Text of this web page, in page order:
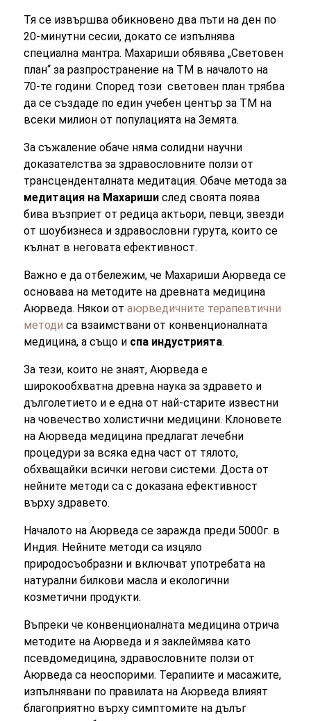
Тя се извършва обикновено два пъти на ден по
20-минутни сесии, докато се изпълнява
специална мантра. Махариши обявява „Световен
план“ за разпространение на ТМ в началото на
70-те години. Според този световен план трябва
да се създаде по един учебен център за ТМ на
всеки милион от популацията на Земята.
За съжаление обаче няма солидни научни
доказателства за здравословните ползи от
трансценденталната медитация. Обаче метода за
медитация на Махариши след своята поява
бива възприет от редица актьори, певци, звезди
от шоубизнеса и здравословни гурута, които се
кълнат в неговата ефективност.
Важно е да отбележим, че Махариши Аюрведа се
основава на методите на древната медицина
Аюрведа. Някои отаюрведичните терапевтични
методи са взаимствани от конвенционалната
медицина, а също и спа индустрията.
За тези, които не знаят, Аюрведа е
широкообхватна древна наука за здравето и
дълголетието и е една от най-старите известни
на човечество холистични медицини. Клоновете
на Аюрведа медицина предлагат лечебни
процедури за всяка една част от тялото,
обхващайки всички негови системи. Доста от
нейните методи са с доказана ефективност
върху здравето.
Началото на Аюрведа се заражда преди 5000г. в
Индия. Нейните методи са изцяло
природосъобразни и включват употребата на
натурални билкови масла и екологични
козметични продукти.
Въпреки че конвенционалната медицина отрича
методитe на Аюрведа и я заклеймява като
псевдомедицина, здравословните ползи от
Аюрведа са неоспорими. Терапиите и масажите,
изпълнявани по правилата на Аюрведа влияят
благоприятно върху симптомите на дълъг